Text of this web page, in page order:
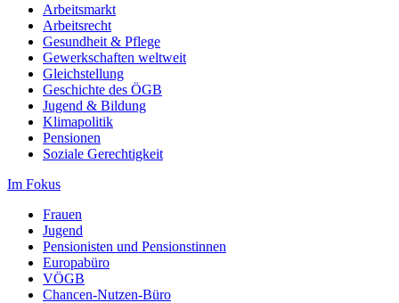
Arbeitsmarkt
Arbeitsrecht
Gesundheit & Pflege
Gewerkschaften weltweit
Gleichstellung
Geschichte des ÖGB
Jugend & Bildung
Klimapolitik
Pensionen
Soziale Gerechtigkeit
Im Fokus
Frauen
Jugend
Pensionisten und Pensionstinnen
Europabüro
VÖGB
Chancen-Nutzen-Büro